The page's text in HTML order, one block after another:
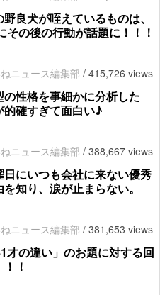
野良犬が咥えているものは、
の後の行動が話題に！！！
ニュース編集部 / 415,726 views
性格を事細かに分析した
的確すぎて面白い♪
ニュース編集部 / 388,667 views
日にいつも会社に来ない優秀
知り、涙が止まらない。
ニュース編集部 / 381,653 views
才の違い」のお題に対する回
！